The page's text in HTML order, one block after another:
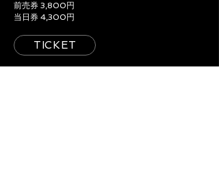
前売券 3,800円
当日券 4,300円
TICKET